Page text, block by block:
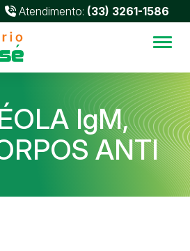
Atendimento: (33) 3261-1586
IgM,
ANTI